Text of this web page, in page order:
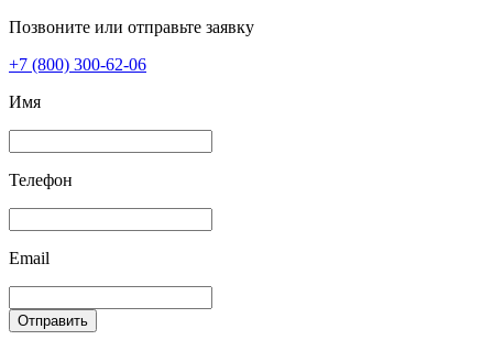
Позвоните или отправьте заявку
+7 (800) 300-62-06
Имя
Телефон
Email
Отправить